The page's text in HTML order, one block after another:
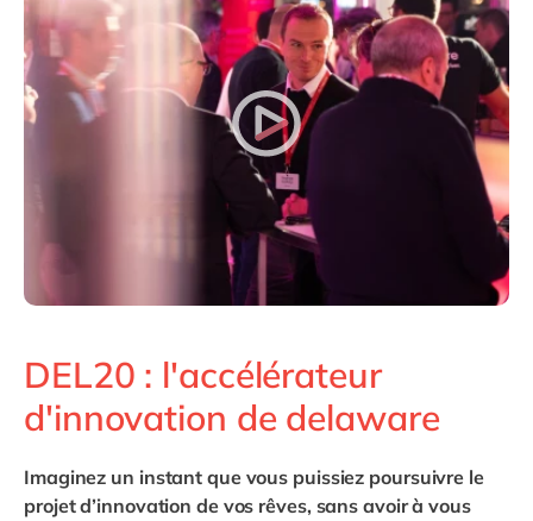
Philippines
en
Singapore
Switzerland
en
en
DEL20 : l'accélérateur
d'innovation de delaware
Imaginez un instant que vous puissiez poursuivre le
projet d’innovation de vos rêves, sans avoir à vous